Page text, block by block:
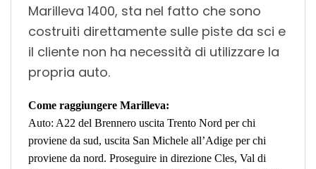
Marilleva 1400, sta nel fatto che sono
costruiti direttamente sulle piste da sci e
il cliente non ha necessità di utilizzare la
propria auto.
Come raggiungere Marilleva:
Auto: A22 del Brennero uscita Trento Nord per chi
proviene da sud, uscita San Michele all’Adige per chi
proviene da nord. Proseguire in direzione Cles, Val di